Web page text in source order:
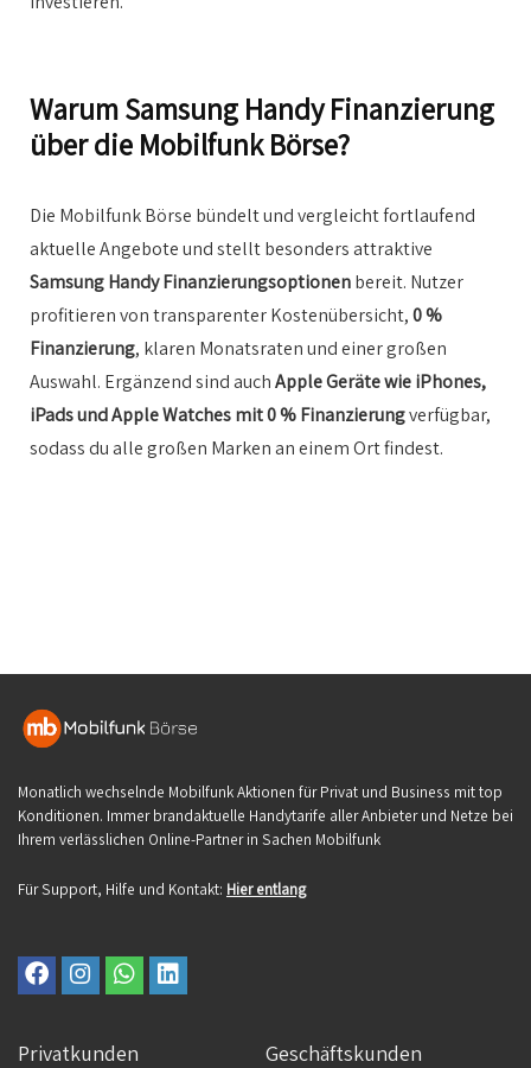
Warum Samsung Handy Finanzierung
über die Mobilfunk Börse?
Die Mobilfunk Börse bündelt und vergleicht fortlaufend
aktuelle Angebote und stellt besonders attraktive
Samsung Handy Finanzierungsoptionenbereit. Nutzer
profitieren von transparenter Kostenübersicht,0 %
Finanzierung, klaren Monatsraten und einer großen
Auswahl. Ergänzend sind auchApple Geräte wie iPhones,
iPads und Apple Watches mit 0 % Finanzierungverfügbar,
sodass du alle großen Marken an einem Ort findest.
Monatlich wechselnde Mobilfunk Aktionen für Privat und Business mit top
Konditionen. Immer brandaktuelle Handytarife aller Anbieter und Netze bei
Ihrem verlässlichen Online-Partner in Sachen Mobilfunk
Für Support, Hilfe und Kontakt: Hier entlang
Privatkunden Geschäftskunden